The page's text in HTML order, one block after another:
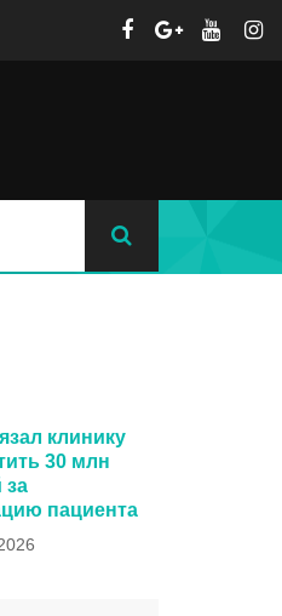
клинику
30 млн
за
пациента